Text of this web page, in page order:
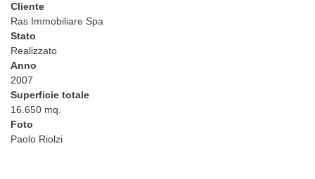
Cliente
Ras Immobiliare Spa
Stato
Realizzato
Anno
2007
Superficie totale
16.650 mq.
Foto
Paolo Riolzi